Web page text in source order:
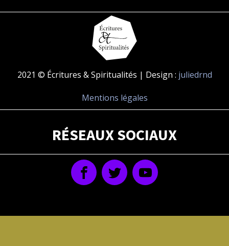
2021 © Écritures & Spiritualités | Design : juliedrnd
Mentions légales
RÉSEAUX SOCIAUX